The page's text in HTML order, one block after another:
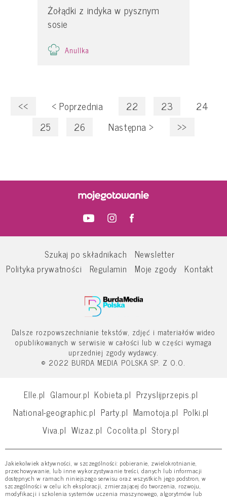
Żołądki z indyka w pysznym
sosie
Anullka
<< < Poprzednia 22 23
24
25
26 Następna> >>
Szukaj po składnikach
Newsletter
Polityka prywatności
Regulamin Moje zgody Kontakt
Dalsze rozpowszechnianie tekstów, zdjęć i materiałów wideo
opublikowanych w serwisie w całości lub w części wymaga
uprzedniej zgody wydawcy.
© 2022 BURDA MEDIA POLSKA SP. Z O.O.
Elle.pl Glamour.pl Kobieta.pl Przyslijprzepis.pl
National-geographic.pl Party.pl Mamotoja.pl Polki.pl
Viva.pl Wizaz.pl Cocolita.pl Story.pl
Jakiekolwiek aktywności, w szczególności: pobieranie, zwielokrotnianie,
przechowywanie, lub inne wykorzystywanie treści, danych lub informacji
dostępnych w ramach niniejszego serwisu oraz wszystkich jego podstron, w
szczególności w celu ich eksploracji, zmierzającej do tworzenia, rozwoju,
modyfikacji i szkolenia systemów uczenia maszynowego, algorytmów lub